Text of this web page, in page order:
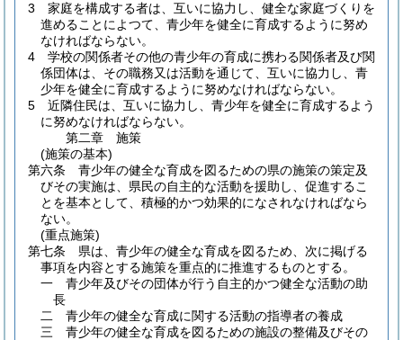
3
家庭を構成する者は、互いに協力し、健全な家庭づくりを
進めることによつて、青少年を健全に育成するように努め
なければならない。
4
学校の関係者その他の青少年の育成に携わる関係者及び関
係団体は、その職務又は活動を通じて、互いに協力し、青
少年を健全に育成するように努めなければならない。
5
近隣住民は、互いに協力し、青少年を健全に育成するよう
に努めなければならない。
第二章
施策
(施策の基本)
第六条
青少年の健全な育成を図るための県の施策の策定及
びその実施は、県民の自主的な活動を援助し、促進するこ
とを基本として、積極的かつ効果的になされなければなら
ない。
(重点施策)
第七条
県は、青少年の健全な育成を図るため、次に掲げる
事項を内容とする施策を重点的に推進するものとする。
一
青少年及びその団体が行う自主的かつ健全な活動の助
長
二
青少年の健全な育成に関する活動の指導者の養成
三
青少年の健全な育成を図るための施設の整備及びその